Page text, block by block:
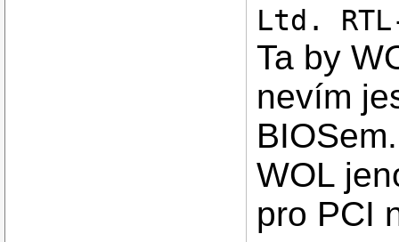
Ltd.
Ta by
nevím
WOL
pro PCI